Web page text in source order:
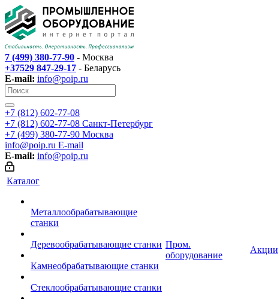
7 (499) 380-77-90 - Москва
+37529 847-29-17 - Беларусь
E-mail: info@poip.ru
+7 (812) 602-77-08
+7 (812) 602-77-08 Санкт-Петербург
+7 (499) 380-77-90 Москва
info@poip.ru E-mail
E-mail: info@poip.ru
Каталог
Металлообрабатывающие
станки
Деревообрабатывающие станки
Камнеобрабатывающие станки
Стеклообрабатывающие станки
Пром.
оборудование
Акции